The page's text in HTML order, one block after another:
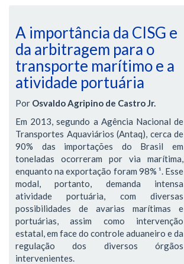
A importância da CISG e
da arbitragem para o
transporte marítimo e a
atividade portuária
Por Osvaldo Agripino de Castro Jr.
Em 2013, segundo a Agência Nacional de
Transportes Aquaviários (Antaq), cerca de
90% das importações do Brasil em
toneladas ocorreram por via marítima,
enquanto na exportação foram 98% ¹. Esse
modal, portanto, demanda intensa
atividade portuária, com diversas
possibilidades de avarias marítimas e
portuárias, assim como intervenção
estatal, em face do controle aduaneiro e da
regulação dos diversos órgãos
intervenientes.